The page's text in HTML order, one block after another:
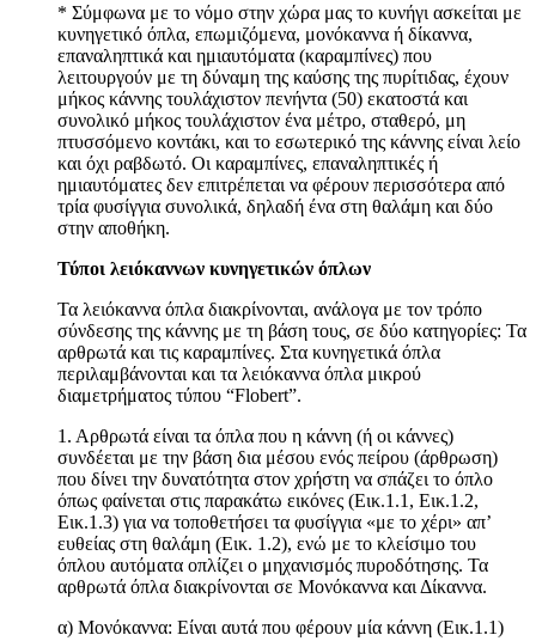
* Σύμφωνα με το νόμο στην χώρα μας το κυνήγι ασκείται με
κυνηγετικό όπλα, επωμιζόμενα, μονόκαννα ή δίκαννα,
επαναληπτικά και ημιαυτόματα (καραμπίνες) που
λειτουργούν με τη δύναμη της καύσης της πυρίτιδας, έχουν
μήκος κάννης τουλάχιστον πενήντα (50) εκατοστά και
συνολικό μήκος τουλάχιστον ένα μέτρο, σταθερό, μη
πτυσσόμενο κοντάκι, και το εσωτερικό της κάννης είναι λείο
και όχι ραβδωτό. Οι καραμπίνες, επαναληπτικές ή
ημιαυτόματες δεν επιτρέπεται να φέρουν περισσότερα από
τρία φυσίγγια συνολικά, δηλαδή ένα στη θαλάμη και δύο
στην αποθήκη.
Τύποι λειόκαννων κυνηγετικών όπλων
Τα λειόκαννα όπλα διακρίνονται, ανάλογα με τον τρόπο
σύνδεσης της κάννης με τη βάση τους, σε δύο κατηγορίες: Τα
αρθρωτά και τις καραμπίνες. Στα κυνηγετικά όπλα
περιλαμβάνονται και τα λειόκαννα όπλα μικρού
διαμετρήματος τύπου “Flobert”.
1. Αρθρωτά είναι τα όπλα που η κάννη (ή οι κάννες)
συνδέεται με την βάση δια μέσου ενός πείρου (άρθρωση)
που δίνει την δυνατότητα στον χρήστη να σπάζει το όπλο
όπως φαίνεται στις παρακάτω εικόνες (Εικ.1.1, Εικ.1.2,
Εικ.1.3) για να τοποθετήσει τα φυσίγγια «με το χέρι» απ’
ευθείας στη θαλάμη (Εικ. 1.2), ενώ με το κλείσιμο του
όπλου αυτόματα οπλίζει ο μηχανισμός πυροδότησης. Τα
αρθρωτά όπλα διακρίνονται σε Μονόκαννα και Δίκαννα.
α) Μονόκαννα: Είναι αυτά που φέρουν μία κάννη (Εικ.1.1)